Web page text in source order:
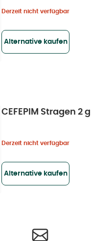
Derzeit nicht verfügbar
Alternative kaufen
CEFEPIM Stragen 2
Derzeit nicht verfügbar
Alternative kaufen